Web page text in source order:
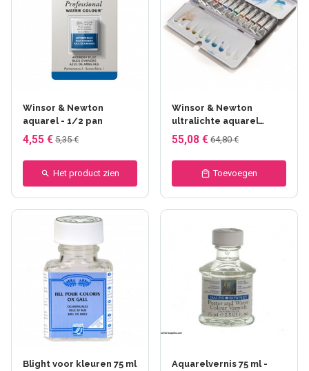
+110 anderen
Winsor & Newton
aquarel - 1/2 pan
4,55 € 5,35 €
Het product zien
Winsor & Newton
ultralichte aquarel
metalen doos
55,08 € 64,80 €
Toevoegen
Blight voor kleuren 75 ml
Aquarelvernis 75 ml -